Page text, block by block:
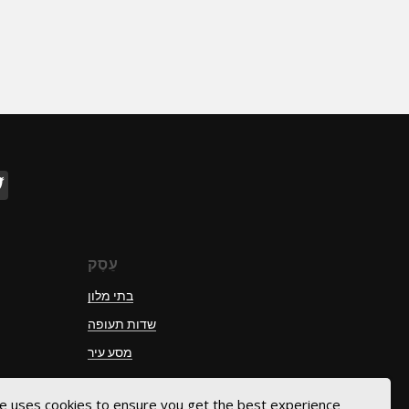
uses cookies to ensure you get the best experience
עֵסֶק
בתי מלון
שדות תעופה
מסע עיר